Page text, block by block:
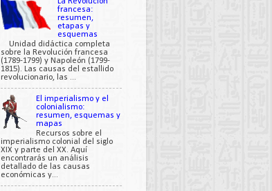
francesa:
resumen,
etapas y
esquemas
Unidad didáctica completa
sobre la Revolución francesa
(1789-1799) y Napoleón (1799-
1815). Las causas del estallido
revolucionario, las ...
El imperialismo y el
colonialismo:
resumen, esquemas y
mapas
Recursos sobre el
imperialismo colonial del siglo
XIX y parte del XX. Aquí
encontrarás un análisis
detallado de las causas
económicas y...